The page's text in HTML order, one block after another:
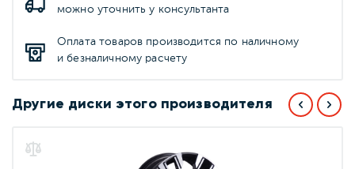
можно уточнить у консультанта
Оплата товаров производится по наличному
и безналичному расчету
Другие диски этого производителя